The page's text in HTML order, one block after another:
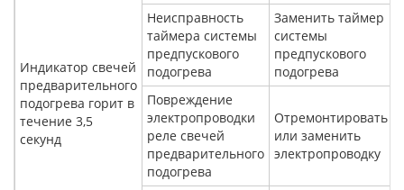
Индикатор свечей
предварительного
подогрева горит в
течение 3,5
секунд
Неисправность
таймера системы
предпускового
подогрева
Заменить таймер
системы
предпускового
подогрева
Повреждение
электропроводки
реле свечей
предварительного
подогрева
Отремонтировать
или заменить
электропроводку